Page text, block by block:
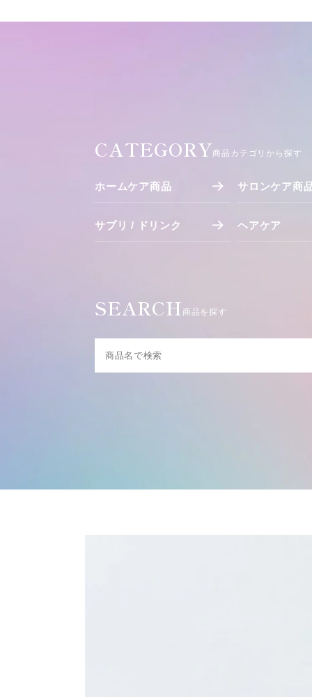
CATEGORY商品カテゴリから探す
ホームケア商品 サロンケア商
サプリ / ドリンク ヘアケア
SEARCH商品を探す